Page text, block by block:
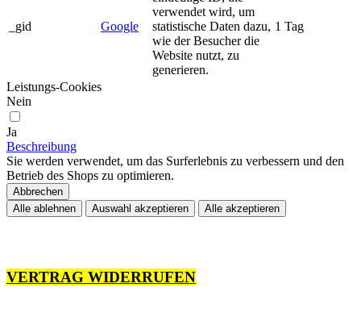
_gid Google
verwendet wird, um
statistische Daten dazu,
wie der Besucher die
Website nutzt, zu
generieren.
1 Tag
Leistungs-Cookies
Nein
Ja
Beschreibung
Sie werden verwendet, um das Surferlebnis zu verbessern und den
Betrieb des Shops zu optimieren.
Abbrechen
Alle ablehnen
Auswahl akzeptieren Alle akzeptieren
VERTRAG WIDERRUFEN